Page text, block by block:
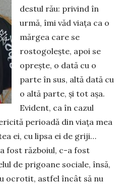
destul rău: privind în
urmă, îmi văd viaţa ca o
mărgea care se
rostogoleşte, apoi se
opreşte, o dată cu o
parte în sus, altă dată cu
o altă parte, şi tot aşa.
Evident, ca în cazul
perioadă din viaţa mea
ei, cu lipsa ei de griji…
fost războiul, c-a fost
de prigoane sociale, însă,
ocrotit, astfel încât să nu